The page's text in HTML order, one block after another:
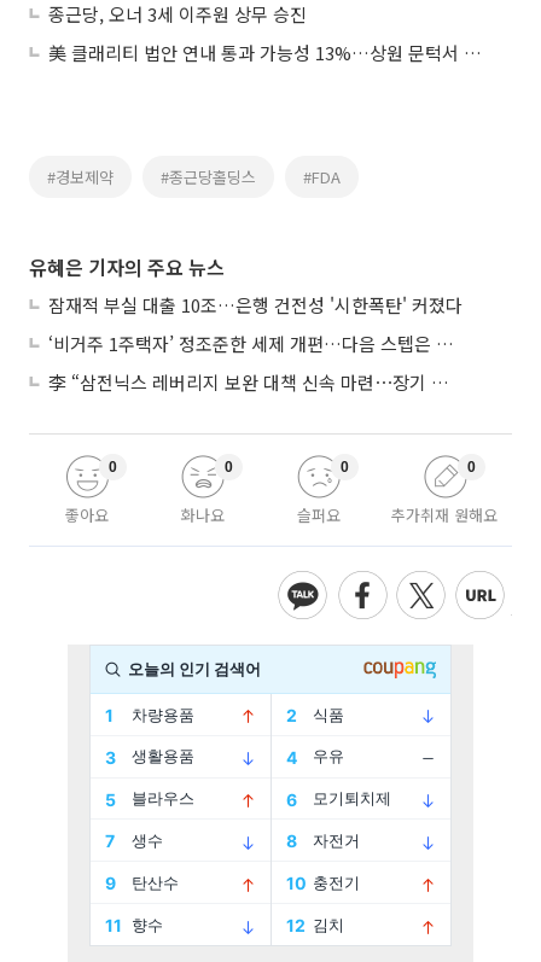
종근당, 오너 3세 이주원 상무 승진
美 클래리티 법안 연내 통과 가능성 13%…상원 문턱서 제동
#경보제약 #종근당홀딩스 #FDA
유혜은 기자의 주요 뉴스
잠재적 부실 대출 10조…은행 건전성 '시한폭탄' 커졌다
‘비거주 1주택자’ 정조준한 세제 개편…다음 스텝은 금융 대책
李 “삼전닉스 레버리지 보완 대책 신속 마련⋯장기 채무 과감히 탕감”
좋아요
0
화나요
0
슬퍼요
0
추가취재 원해요
0